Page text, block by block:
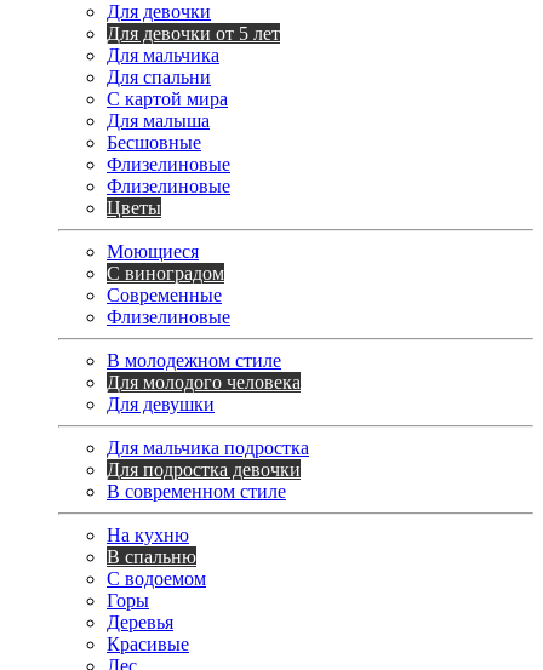
Для девочки
Для девочки от 5 лет
Для мальчика
Для спальни
С картой мира
Для малыша
Бесшовные
Флизелиновые
Флизелиновые
Цветы
Моющиеся
С виноградом
Современные
Флизелиновые
В молодежном стиле
Для молодого человека
Для девушки
Для мальчика подростка
Для подростка девочки
В современном стиле
На кухню
В спальню
С водоемом
Горы
Деревья
Красивые